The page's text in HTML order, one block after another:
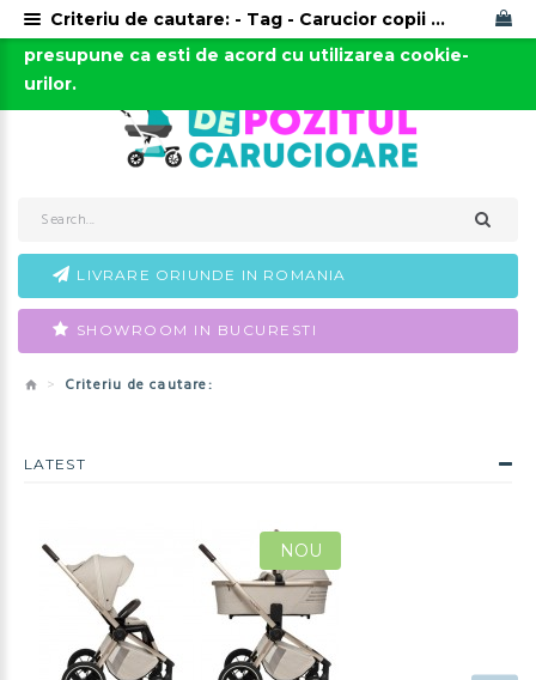
0723-666-005 / 0743-666-006
LIVRARE ORIUNDE IN ROMANIA
SHOWROOM IN BUCURESTI
Criteriu de cautare:
LATEST
NOU
Acest site foloseste cookies. Continuarea navigarii
presupune ca esti de acord cu utilizarea cookie-
urilor.
Criteriu de cautare: - Tag - Carucior copii 3 in 1 Muuvo Quick SE2 Diamond Graphite cu Cybex Cloud G i-size Plus recline testata ADAC